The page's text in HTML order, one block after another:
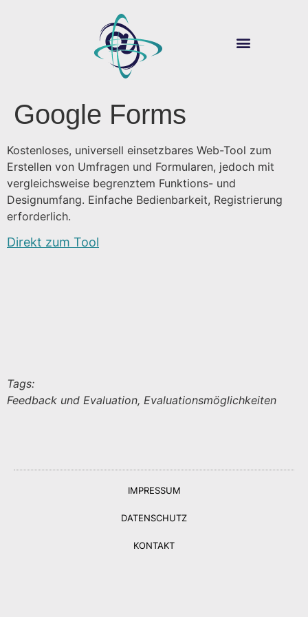
Google Forms
Kostenloses, universell einsetzbares Web-Tool zum
Erstellen von Umfragen und Formularen, jedoch mit
vergleichsweise begrenztem Funktions- und
Designumfang. Einfache Bedienbarkeit, Registrierung
erforderlich.
Direkt zum Tool
Tags:
Feedback und Evaluation, Evaluationsmöglichkeiten
IMPRESSUM
DATENSCHUTZ
KONTAKT